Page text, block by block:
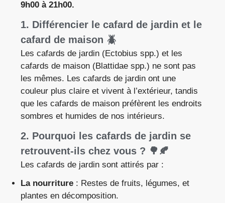
9h00 à 21h00.
1. Différencier le cafard de jardin et le
cafard de maison 🪲
Les cafards de jardin (Ectobius spp.) et les
cafards de maison (Blattidae spp.) ne sont pas
les mêmes. Les cafards de jardin ont une
couleur plus claire et vivent à l’extérieur, tandis
que les cafards de maison préfèrent les endroits
sombres et humides de nos intérieurs.
2. Pourquoi les cafards de jardin se
retrouvent-ils chez vous ? 🌳🍂
Les cafards de jardin sont attirés par :
La nourriture : Restes de fruits, légumes, et
plantes en décomposition.